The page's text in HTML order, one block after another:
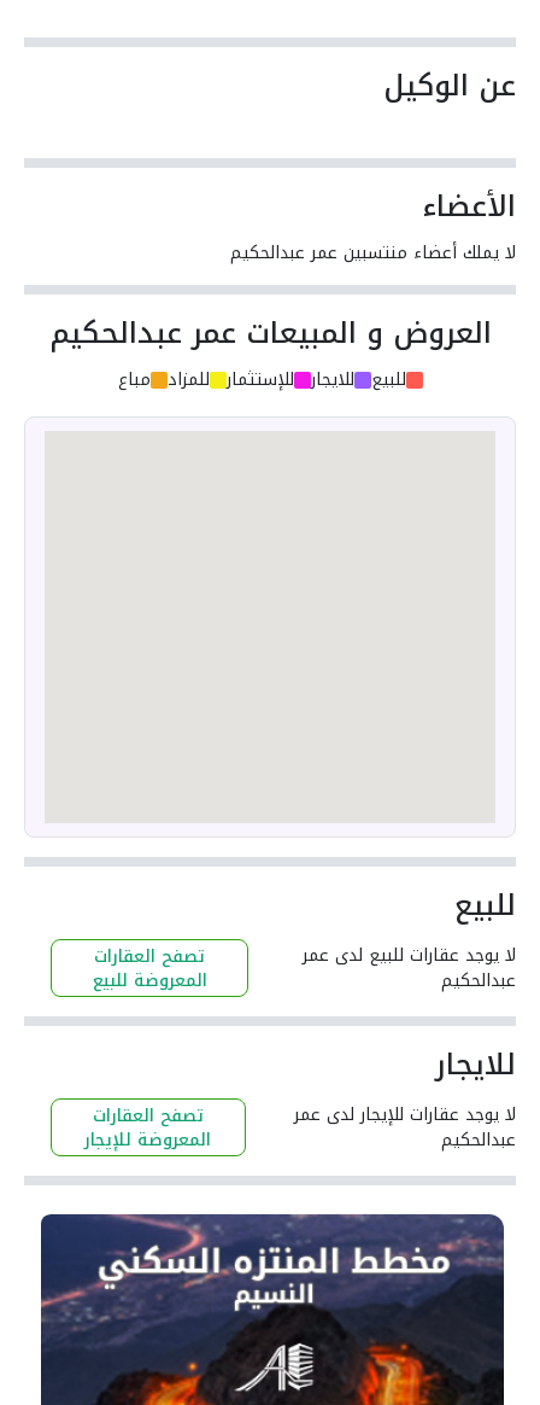
عن الوكيل
الأعضاء
لا يملك أعضاء منتسبين عمر عبدالحكيم
العروض و المبيعات عمر عبدالحكيم
للبيع للايجار للإستثمار للمزاد مباع
للبيع
لا يوجد عقارات للبيع لدى عمر
عبدالحكيم
تصفح العقارات
المعروضة للبيع
للايجار
لا يوجد عقارات للإيجار لدى عمر
عبدالحكيم
تصفح العقارات
المعروضة للإيجار